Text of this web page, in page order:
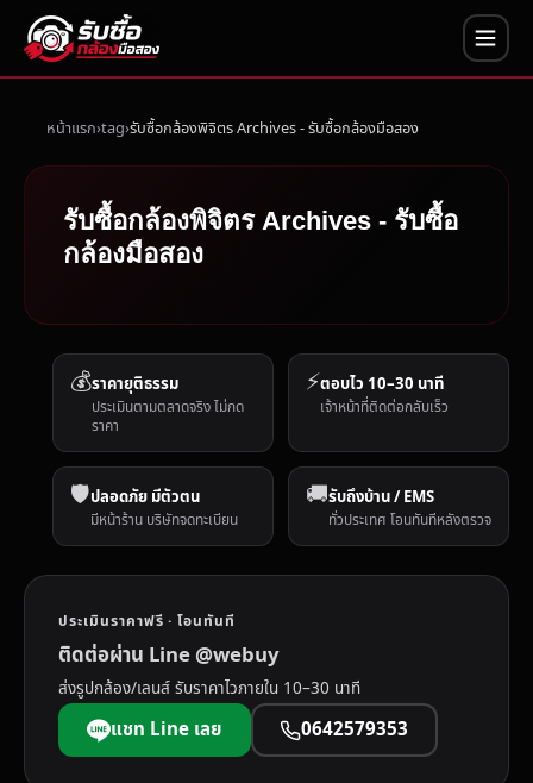
หน้าแรก tag รับซื้อกล้องพิจิตร Archives - รับซื้อกล้องมือสอง
รับซื้อกล้องพิจิตร Archives - รับซื้อ
กล้องมือสอง
💰ราคายุติธรรม
ประเมินตามตลาดจริง ไม่กด
ราคา
⚡ตอบไว 10–30 นาที
เจ้าหน้าที่ติดต่อกลับเร็ว
🛡️ปลอดภัย มีตัวตน
มีหน้าร้าน บริษัทจดทะเบียน
🚚รับถึงบ้าน / EMS
ทั่วประเทศ โอนทันทีหลังตรวจ
ประเมินราคาฟรี · โอนทันที
ติดต่อผ่าน Line @webuy
ส่งรูปกล้อง/เลนส์ รับราคาไวภายใน 10–30 นาที
แชท Line เลย 0642579353